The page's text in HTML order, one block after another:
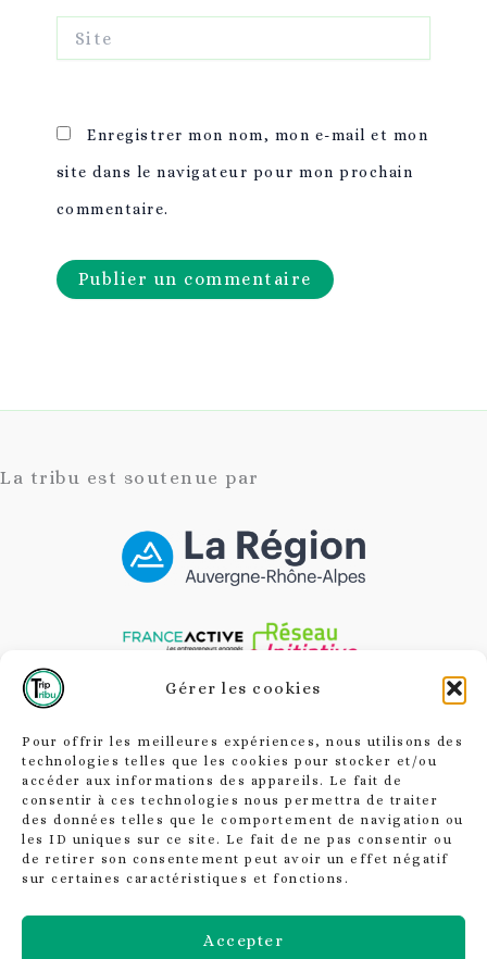
Gérer les cookies
Pour offrir les meilleures expériences, nous utilisons des
technologies telles que les cookies pour stocker et/ou
accéder aux informations des appareils. Le fait de
consentir à ces technologies nous permettra de traiter
des données telles que le comportement de navigation ou
les ID uniques sur ce site. Le fait de ne pas consentir ou
de retirer son consentement peut avoir un effet négatif
sur certaines caractéristiques et fonctions.
Accepter
Enregistrer mon nom, mon e-mail et mon
site dans le navigateur pour mon prochain
commentaire.
La tribu est soutenue par
Charte responsable
Mentions légales
Politique de confidentialité
Conditions Générales de vente et de
Location